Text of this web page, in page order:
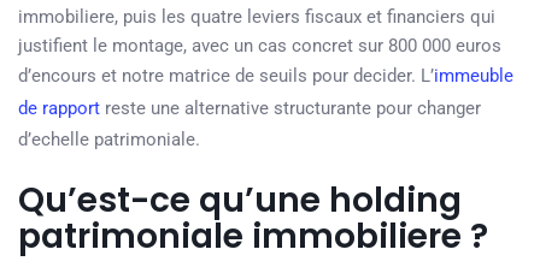
immobiliere, puis les quatre leviers fiscaux et financiers qui
justifient le montage, avec un cas concret sur 800 000 euros
d’encours et notre matrice de seuils pour decider. L’immeuble
de rapport reste une alternative structurante pour changer
d’echelle patrimoniale.
Qu’est-ce qu’une holding
patrimoniale immobiliere ?